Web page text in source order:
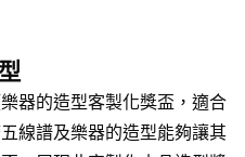
器的造型客製化獎盃，適合
線譜及樂器的造型能夠讓其